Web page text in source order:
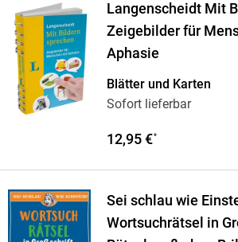
Langenscheidt Mit
Zeigebilder für
Aphasie
Blätter und Karten
Sofort lieferbar
12,95 €*
Sei schlau wie
Wortsuchrätsel in